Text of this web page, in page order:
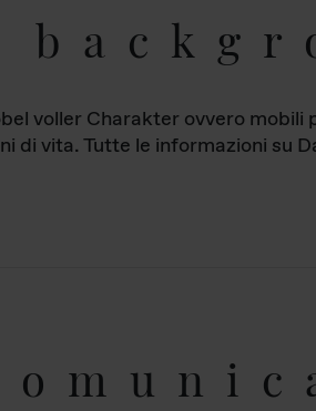
voller Charakter ovvero
di vita. Tutte le informazioni su